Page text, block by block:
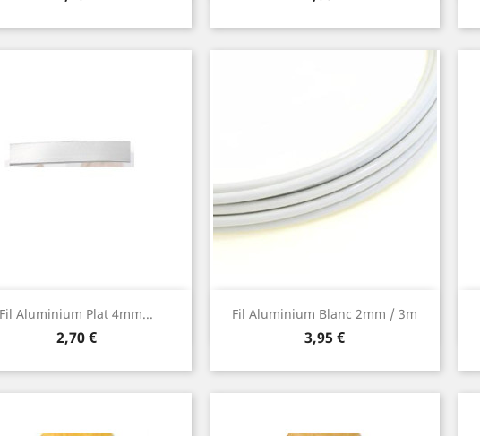
Fil Aluminium Plat 4mm...
Prix
2,70 €
Aperçu rapide Fil Aluminium Blanc 2mm / 3m
Prix
3,95 €
Aperçu rapide